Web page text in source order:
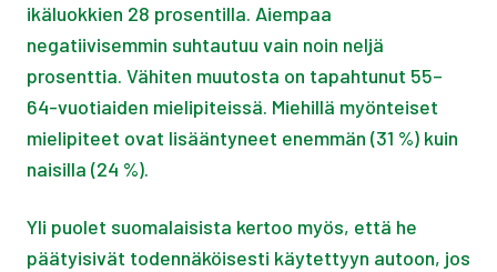
ikäluokkien 28 prosentilla. Aiempaa
negatiivisemmin suhtautuu vain noin neljä
prosenttia. Vähiten muutosta on tapahtunut 55–
64-vuotiaiden mielipiteissä. Miehillä myönteiset
mielipiteet ovat lisääntyneet enemmän (31 %) kuin
naisilla (24 %).
Yli puolet suomalaisista kertoo myös, että he
päätyisivät todennäköisesti käytettyyn autoon, jos